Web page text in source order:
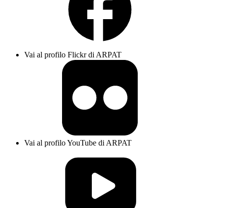
Vai al profilo Flickr di ARPAT
Vai al profilo YouTube di ARPAT